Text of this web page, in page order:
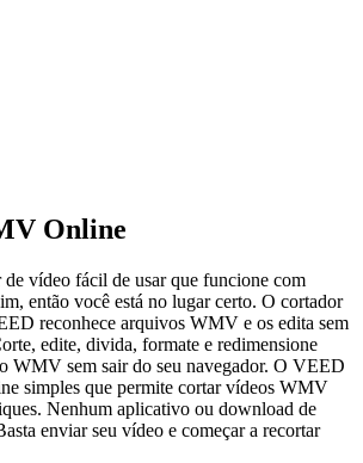
Online
vídeo fácil de usar que funcione com
então você está no lugar certo. O cortador
reconhece arquivos WMV e os edita sem
edite, divida, formate e redimensione
WMV sem sair do seu navegador. O VEED
simples que permite cortar vídeos WMV
Nenhum aplicativo ou download de
enviar seu vídeo e começar a recortar